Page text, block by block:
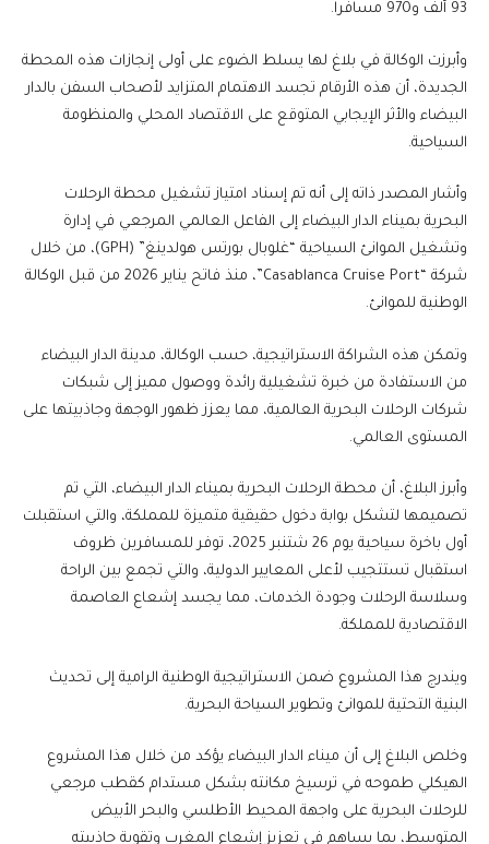
93 ألف و970 مسافرا.
وأبرزت الوكالة في بلاغ لها يسلط الضوء على أولى إنجازات هذه المحطة
الجديدة، أن هذه الأرقام تجسد الاهتمام المتزايد لأصحاب السفن بالدار
البيضاء والأثر الإيجابي المتوقع على الاقتصاد المحلي والمنظومة
السياحية.
وأشار المصدر ذاته إلى أنه تم إسناد امتياز تشغيل محطة الرحلات
البحرية بميناء الدار البيضاء إلى الفاعل العالمي المرجعي في إدارة
وتشغيل الموانئ السياحية “غلوبال بورتس هولدينغ” (GPH)، من خلال
شركة “Casablanca Cruise Port”، منذ فاتح يناير 2026 من قبل الوكالة
الوطنية للموانئ.
وتمكن هذه الشراكة الاستراتيجية، حسب الوكالة، مدينة الدار البيضاء
من الاستفادة من خبرة تشغيلية رائدة ووصول مميز إلى شبكات
شركات الرحلات البحرية العالمية، مما يعزز ظهور الوجهة وجاذبيتها على
المستوى العالمي.
وأبرز البلاغ، أن محطة الرحلات البحرية بميناء الدار البيضاء، التي تم
تصميمها لتشكل بوابة دخول حقيقية متميزة للمملكة، والتي استقبلت
أول باخرة سياحية يوم 26 شتنبر 2025، توفر للمسافرين ظروف
استقبال تستتجيب لأعلى المعايير الدولية، والتي تجمع بين الراحة
وسلاسة الرحلات وجودة الخدمات، مما يجسد إشعاع العاصمة
الاقتصادية للمملكة.
ويندرج هذا المشروع ضمن الاستراتيجية الوطنية الرامية إلى تحديث
البنية التحتية للموانئ وتطوير السياحة البحرية.
وخلص البلاغ إلى أن ميناء الدار البيضاء يؤكد من خلال هذا المشروع
الهيكلي طموحه في ترسيخ مكانته بشكل مستدام كقطب مرجعي
للرحلات البحرية على واجهة المحيط الأطلسي والبحر الأبيض
المتوسط، بما يساهم في تعزيز إشعاع المغرب وتقوية جاذبيته